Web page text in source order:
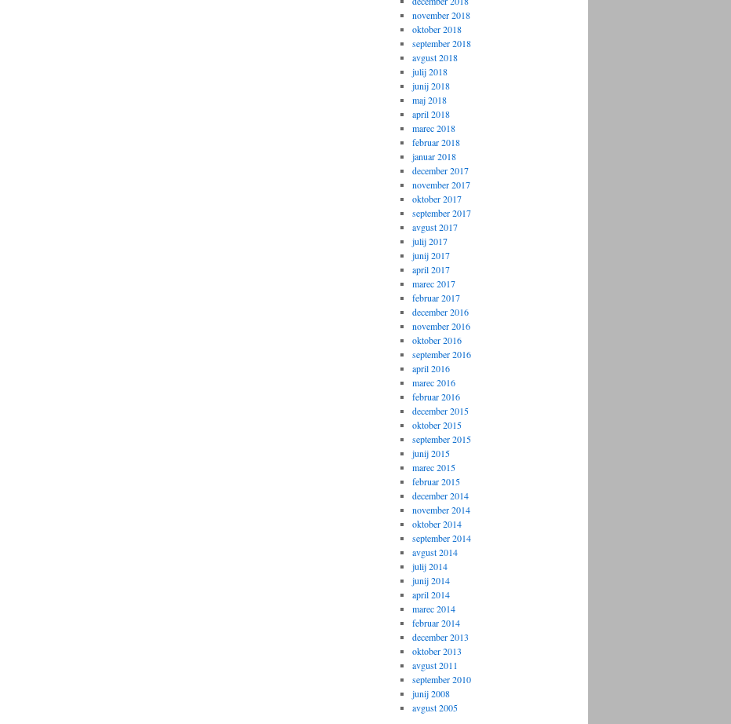
november 2018
oktober 2018
september 2018
avgust 2018
julij 2018
junij 2018
maj 2018
april 2018
marec 2018
februar 2018
januar 2018
december 2017
november 2017
oktober 2017
september 2017
avgust 2017
julij 2017
junij 2017
april 2017
marec 2017
februar 2017
december 2016
november 2016
oktober 2016
september 2016
april 2016
marec 2016
februar 2016
december 2015
oktober 2015
september 2015
junij 2015
marec 2015
februar 2015
december 2014
november 2014
oktober 2014
september 2014
avgust 2014
julij 2014
junij 2014
april 2014
marec 2014
februar 2014
december 2013
oktober 2013
avgust 2011
september 2010
junij 2008
avgust 2005